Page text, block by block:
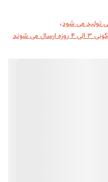
تولید می شود،
می شوند